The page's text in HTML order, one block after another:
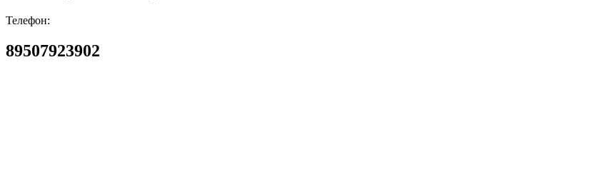
Телефон:
89507923902